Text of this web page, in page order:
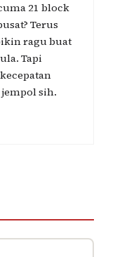
21 block
Terus
ragu buat
Tapi
sih.